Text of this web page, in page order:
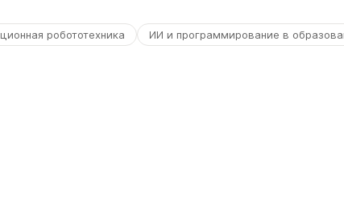
робототехника ИИ и программирование в